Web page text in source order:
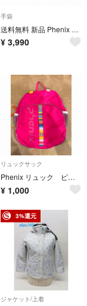
手袋
送料無料 新品 Phenix スノーグローブ ガールズ 150~160
¥ 3,990
リュックサック
Phenix リュック ピンク
¥ 1,000
3%還元
ジャケット/上着